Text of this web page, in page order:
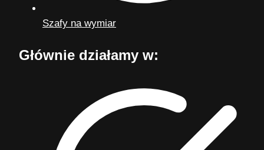
Szafy na wymiar
Głównie działamy w: